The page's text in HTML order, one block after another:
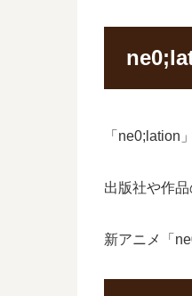
「ne0;lation
出版社や作
新アニメ「